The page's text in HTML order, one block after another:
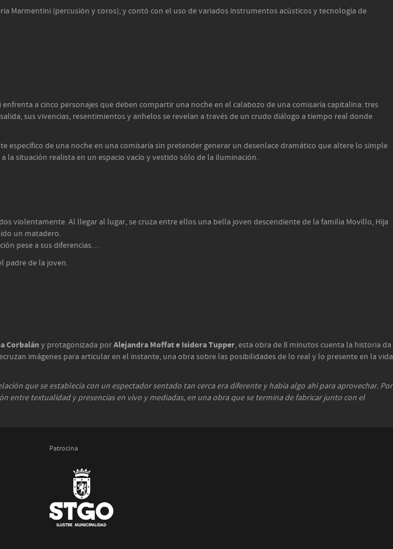
Marmentini (percusión y coros); y contó con el uso de variados instrumentos acústicos y tecnología de
a cinco personajes que deben compartir una noche en el calabozo de una comisaría capitalina: tres
sus vivencias, resentimientos y anhelos se revelan a través de un crudo diálogo a tiempo real donde
de una noche en una comisaría sin pretender generar un desenlace dramático que altere lo simple
la situación realista en un espacio vacío y vestido sólo de la iluminación.
violentamente. Al llegar al lugar, se cruza entre ellos una bella joven descendiente de la familia Movillo, Hija
un matadero.
pese a sus diferencias…
padre de la joven.
Corbalán y protagonizada porAlejandra Moffat e Isidora Tupper, esta obra de 8 minutos cuenta la historia da
imágenes para articular en el instante, una obra sobre las posibilidades de lo real y lo presente en la vida
que se establecía con un espectador sentado tan cerca era diferente y había algo ahí para aprovechar. Por
entre textualidad y presencias en vivo y mediadas, en una obra que se termina de fabricar junto con el
Patrocina